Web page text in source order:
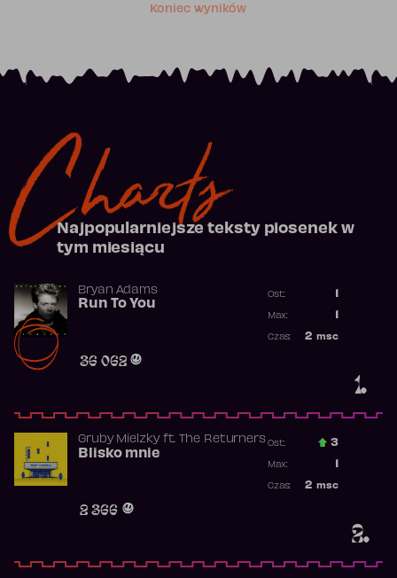
Koniec wyników
Charts
Najpopularniejsze teksty piosenek w
tym miesiącu
1.
Bryan Adams
Run To You
36 062
Ost.:
Max:
2 msc
Czas:
2.
Gruby Mielzkyft. The Returners
Blisko mnie
2 366
Ost.: 3
Max:
2 msc
Czas: